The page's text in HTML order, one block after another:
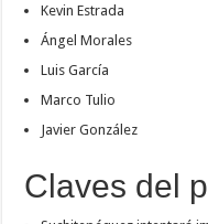
Kevin Estrada
Ángel Morales
Luis García
Marco Tulio
Javier González
Claves del